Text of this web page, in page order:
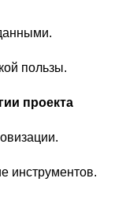
пользы.
проекта
инструментов.